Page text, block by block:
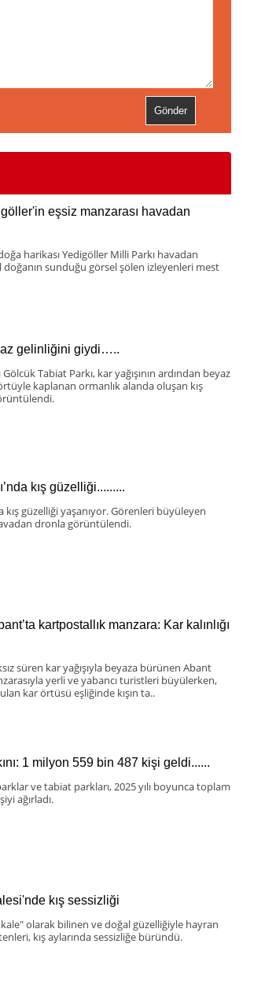
eşsiz manzarası havadan
harikası Yedigöller Milli Parkı havadan
sunduğu görsel şölen izleyenleri mest
gelinliğini giydi…..
Tabiat Parkı, kar yağışının ardından beyaz
kaplanan ormanlık alanda oluşan kış
kış güzelliği.........
kış güzelliği yaşanıyor. Görenleri büyüleyen
dronla görüntülendi.
kartpostallık manzara: Kar kalınlığı
süren kar yağışıyla beyaza bürünen Abant
yerli ve yabancı turistleri büyülerken,
kar örtüsü eşliğinde kışın ta..
1 milyon 559 bin 487 kişi geldi......
ve tabiat parkları, 2025 yılı boyunca toplam
ağırladı.
kış sessizliği
olarak bilinen ve doğal güzelliğiyle hayran
kış aylarında sessizliğe büründü.